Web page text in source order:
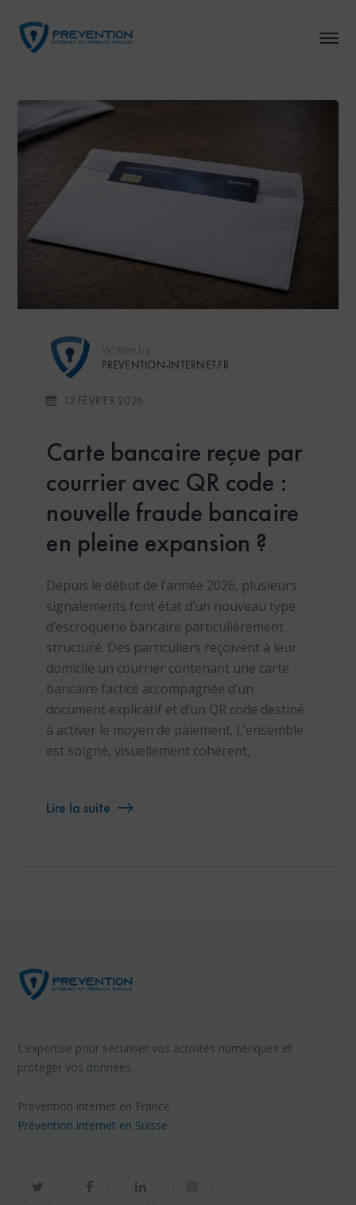
PREVENTION-INTERNET.FR
12 FÉVRIER 2026
Carte bancaire reçue par
courrier avec QR code :
nouvelle fraude bancaire
en pleine expansion ?
Depuis le début de l’année 2026, plusieurs
signalements font état d’un nouveau type
d’escroquerie bancaire particulièrement
structuré. Des particuliers reçoivent à leur
domicile un courrier contenant une carte
bancaire factice accompagnée d’un
document explicatif et d’un QR code destiné
à activer le moyen de paiement. L’ensemble
est soigné, visuellement cohérent,
Lire la suite
L’expertise pour sécuriser vos activités numériques et
protéger vos données.
Prévention internet en France
Prévention internet en Suisse